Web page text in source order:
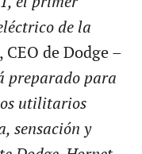
de la
de Dodge –
preparado para
utilitarios
sensación y